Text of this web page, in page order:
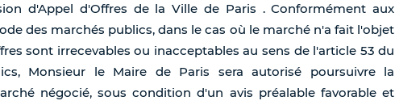
d'Appel d'Offres de la Ville de Paris . Conformément aux
des marchés publics, dans le cas où le marché n'a fait l'objet
sont irrecevables ou inacceptables au sens de l'article 53 du
Monsieur le Maire de Paris sera autorisé poursuivre la
négocié, sous condition d'un avis préalable favorable et